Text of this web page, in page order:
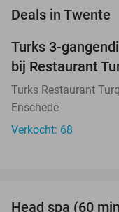
Deals in Twente
TODAY
Turks 3-
bij Restaurant
Turks Restaurant
Enschede
Verkocht: 68
Head spa (60